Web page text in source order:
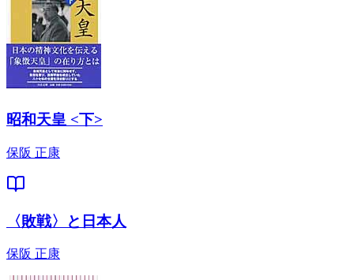
昭和天皇 <下>
保阪 正康
〈敗戦〉と日本人
保阪 正康